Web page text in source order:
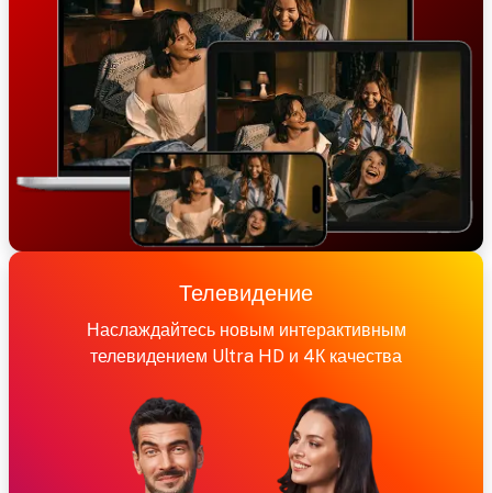
Телевидение
Наслаждайтесь новым интерактивным
телевидением Ultra HD и 4К качества